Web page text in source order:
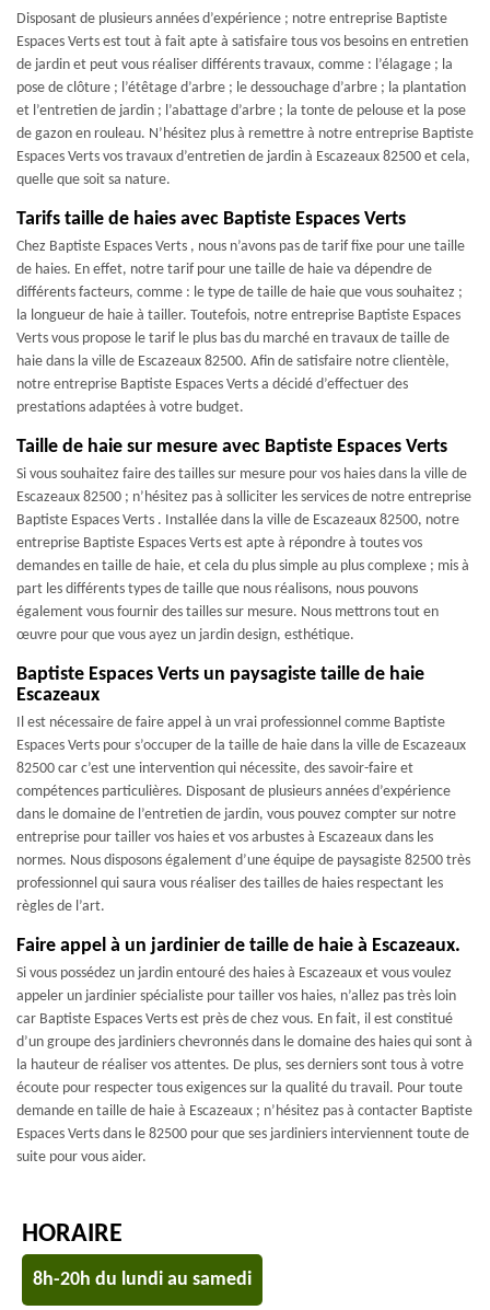
Disposant de plusieurs années d’expérience ; notre entreprise Baptiste
Espaces Verts est tout à fait apte à satisfaire tous vos besoins en entretien
de jardin et peut vous réaliser différents travaux, comme : l’élagage ; la
pose de clôture ; l’étêtage d’arbre ; le dessouchage d’arbre ; la plantation
et l’entretien de jardin ; l’abattage d’arbre ; la tonte de pelouse et la pose
de gazon en rouleau. N’hésitez plus à remettre à notre entreprise Baptiste
Espaces Verts vos travaux d’entretien de jardin à Escazeaux 82500 et cela,
quelle que soit sa nature.
Tarifs taille de haies avec Baptiste Espaces Verts
Chez Baptiste Espaces Verts , nous n’avons pas de tarif fixe pour une taille
de haies. En effet, notre tarif pour une taille de haie va dépendre de
différents facteurs, comme : le type de taille de haie que vous souhaitez ;
la longueur de haie à tailler. Toutefois, notre entreprise Baptiste Espaces
Verts vous propose le tarif le plus bas du marché en travaux de taille de
haie dans la ville de Escazeaux 82500. Afin de satisfaire notre clientèle,
notre entreprise Baptiste Espaces Verts a décidé d’effectuer des
prestations adaptées à votre budget.
Taille de haie sur mesure avec Baptiste Espaces Verts
Si vous souhaitez faire des tailles sur mesure pour vos haies dans la ville de
Escazeaux 82500 ; n’hésitez pas à solliciter les services de notre entreprise
Baptiste Espaces Verts . Installée dans la ville de Escazeaux 82500, notre
entreprise Baptiste Espaces Verts est apte à répondre à toutes vos
demandes en taille de haie, et cela du plus simple au plus complexe ; mis à
part les différents types de taille que nous réalisons, nous pouvons
également vous fournir des tailles sur mesure. Nous mettrons tout en
œuvre pour que vous ayez un jardin design, esthétique.
Baptiste Espaces Verts un paysagiste taille de haie
Escazeaux
Il est nécessaire de faire appel à un vrai professionnel comme Baptiste
Espaces Verts pour s’occuper de la taille de haie dans la ville de Escazeaux
82500 car c’est une intervention qui nécessite, des savoir-faire et
compétences particulières. Disposant de plusieurs années d’expérience
dans le domaine de l’entretien de jardin, vous pouvez compter sur notre
entreprise pour tailler vos haies et vos arbustes à Escazeaux dans les
normes. Nous disposons également d’une équipe de paysagiste 82500 très
professionnel qui saura vous réaliser des tailles de haies respectant les
règles de l’art.
Faire appel à un jardinier de taille de haie à Escazeaux.
Si vous possédez un jardin entouré des haies à Escazeaux et vous voulez
appeler un jardinier spécialiste pour tailler vos haies, n’allez pas très loin
car Baptiste Espaces Verts est près de chez vous. En fait, il est constitué
d’un groupe des jardiniers chevronnés dans le domaine des haies qui sont à
la hauteur de réaliser vos attentes. De plus, ses derniers sont tous à votre
écoute pour respecter tous exigences sur la qualité du travail. Pour toute
demande en taille de haie à Escazeaux ; n’hésitez pas à contacter Baptiste
Espaces Verts dans le 82500 pour que ses jardiniers interviennent toute de
suite pour vous aider.
HORAIRE
8h-20h du lundi au samedi